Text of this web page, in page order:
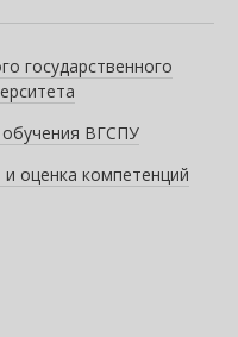
государственного
ВГСПУ
оценка компетенций